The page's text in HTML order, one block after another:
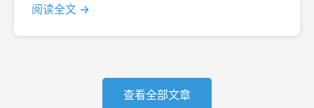
阅读全文 →
查看全部文章